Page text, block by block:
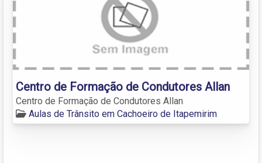
Centro de Formação de Condutores Allan
Centro de Formação de Condutores Allan
Aulas de Trânsito em Cachoeiro de Itapemirim